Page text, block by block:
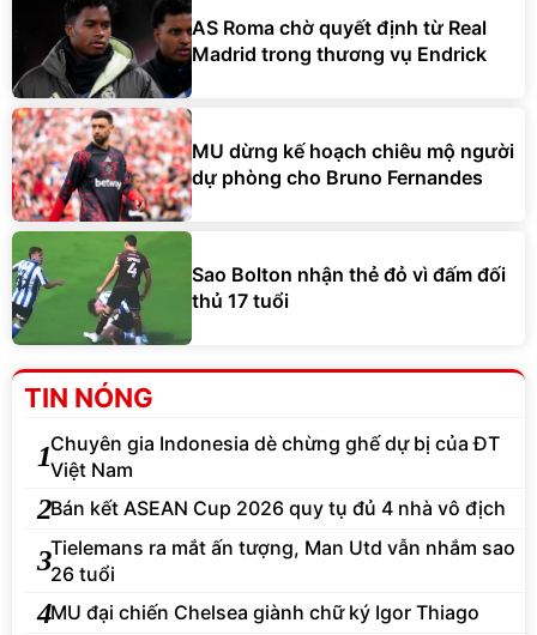
AS Roma chờ quyết định từ Real
Madrid trong thương vụ Endrick
MU dừng kế hoạch chiêu mộ người
dự phòng cho Bruno Fernandes
Sao Bolton nhận thẻ đỏ vì đấm đối
thủ 17 tuổi
TIN NÓNG
1Chuyên gia Indonesia dè chừng ghế dự bị của ĐT
Việt Nam
2Bán kết ASEAN Cup 2026 quy tụ đủ 4 nhà vô địch
3Tielemans ra mắt ấn tượng, Man Utd vẫn nhắm sao
26 tuổi
4MU đại chiến Chelsea giành chữ ký Igor Thiago